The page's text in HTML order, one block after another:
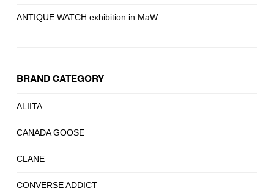
ANTIQUE WATCH exhibition in MaW
BRAND CATEGORY
ALIITA
CANADA GOOSE
CLANE
CONVERSE ADDICT